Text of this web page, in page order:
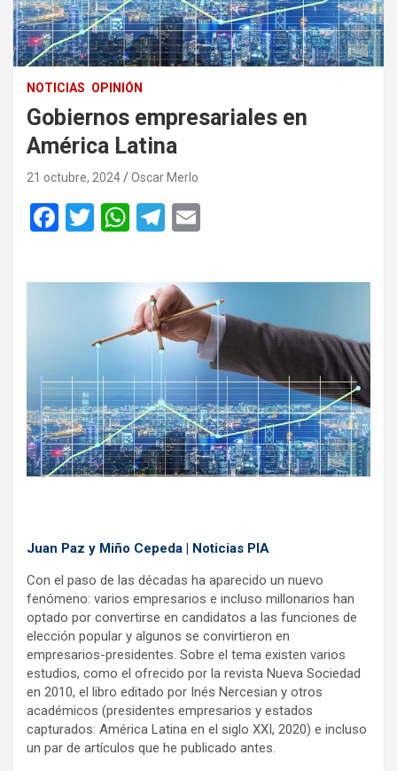
NOTICIAS OPINIÓN
Gobiernos empresariales en
América Latina
21 octubre, 2024 Oscar Merlo
F
ce
o
k
T
tt
W
at
s
A
p
p
T
e
gr
a
m
ail
Juan Paz y Miño Cepeda | Noticias PIA
Con el paso de las décadas ha aparecido un nuevo
fenómeno: varios empresarios e incluso millonarios han
optado por convertirse en candidatos a las funciones de
elección popular y algunos se convirtieron en
empresarios-presidentes. Sobre el tema existen varios
estudios, como el ofrecido por la revista Nueva Sociedad
en 2010, el libro editado por Inés Nercesian y otros
académicos (presidentes empresarios y estados
capturados: América Latina en el siglo XXI, 2020) e incluso
un par de artículos que he publicado antes.